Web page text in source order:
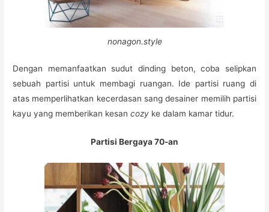
nonagon.style
Dengan memanfaatkan sudut dinding beton, coba selipkan
sebuah partisi untuk membagi ruangan. Ide partisi ruang di
atas memperlihatkan kecerdasan sang desainer memilih partisi
kayu yang memberikan kesancozy ke dalam kamar tidur.
Partisi Bergaya 70-an